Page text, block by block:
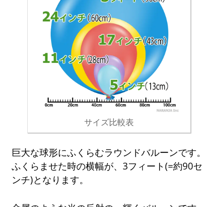
サイズ比較表
巨大な球形にふくらむラウンドバルーンです。
ふくらませた時の横幅が、3フィート(=約90セ
ンチ)となります。